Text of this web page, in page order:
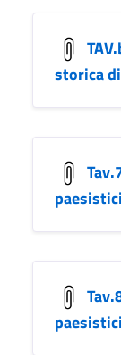
storica